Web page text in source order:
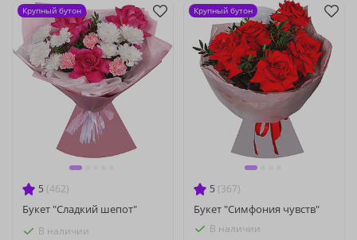
5 (462)
Букет "Сладкий шепот"
В наличии
Крупный бутон
5 (367)
Букет "Симфония чувств"
В наличии
Крупный бутон